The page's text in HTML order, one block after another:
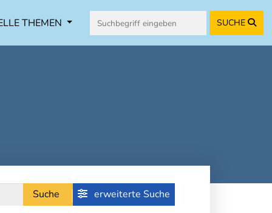
THEMEN SUCHE
Suche erweiterte Suche